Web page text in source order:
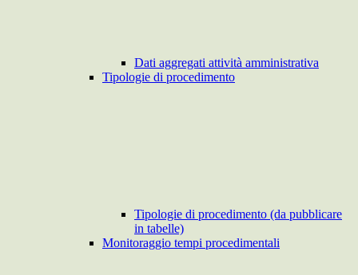
Dati aggregati attività amministrativa
Tipologie di procedimento
Tipologie di procedimento (da pubblicare
in tabelle)
Monitoraggio tempi procedimentali